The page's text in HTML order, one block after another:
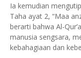
Ia kemudian
Taha ayat 2, “Maa
berarti bahwa Al-
manusia sengsara,
kebahagiaan dan